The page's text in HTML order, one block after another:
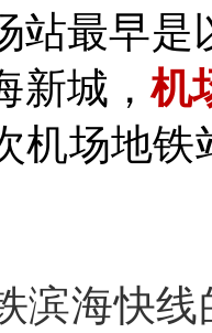
站最早
新城，机
机场地
滨海快